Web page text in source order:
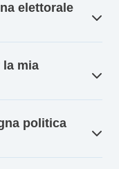
elettorale
la mia
politica